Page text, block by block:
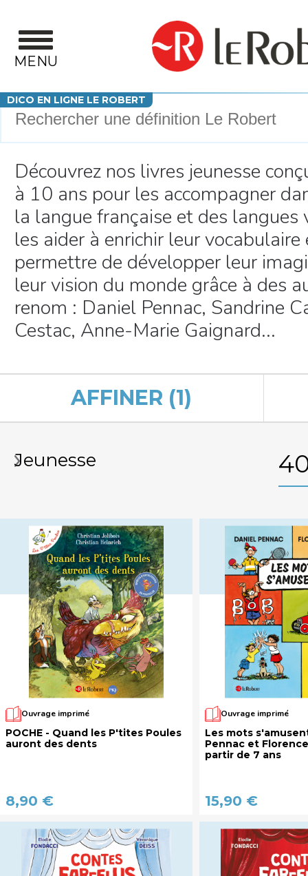
MENU
DICO EN LIGNE LE ROBERT
Votre recherche
Découvrez nos livres jeunesse
à 10 ans pour les accompagner
la langue française et des
les aider à enrichir leur
permettre de développer leur
leur vision du monde grâce à des
renom : Daniel Pennac, Sandrine
Cestac, Anne-Marie Gaignard...
AFFINER (1)
Jeunesse
Ouvrage imprimé
POCHE - Quand les P'tites Poules
auront des dents
8,90 €
Ouvrage imprimé
Les mots
Pennac et
partir de 7 ans
15,90 €